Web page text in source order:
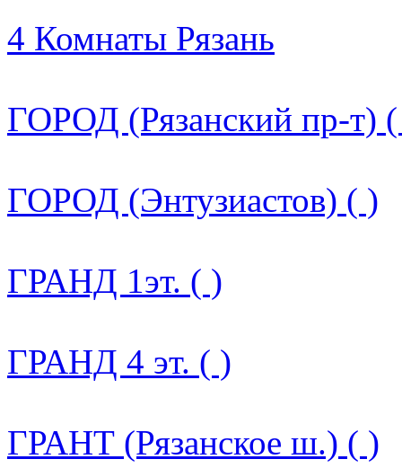
4 Комнаты Рязань
ГОРОД (Рязанский пр-т)
ГОРОД (Энтузиастов) ( )
ГРАНД 1эт. ( )
ГРАНД 4 эт. ( )
ГРАНТ (Рязанское ш.) ( )